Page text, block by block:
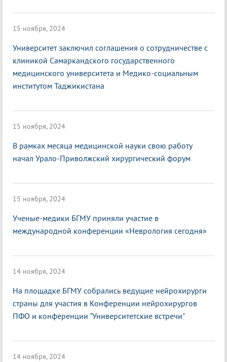
15 ноября, 2024
Университет заключил соглашения о сотрудничестве с
клиникой Самаркандского государственного
медицинского университета и Медико-социальным
институтом Таджикистана
15 ноября, 2024
В рамках месяца медицинской науки свою работу
начал Урало-Приволжский хирургический форум
15 ноября, 2024
Ученые-медики БГМУ приняли участие в
международной конференции «Неврология сегодня»
14 ноября, 2024
На площадке БГМУ собрались ведущие нейрохирурги
страны для участия в Конференции нейрохирургов
ПФО и конференции "Университетские встречи"
14 ноября, 2024